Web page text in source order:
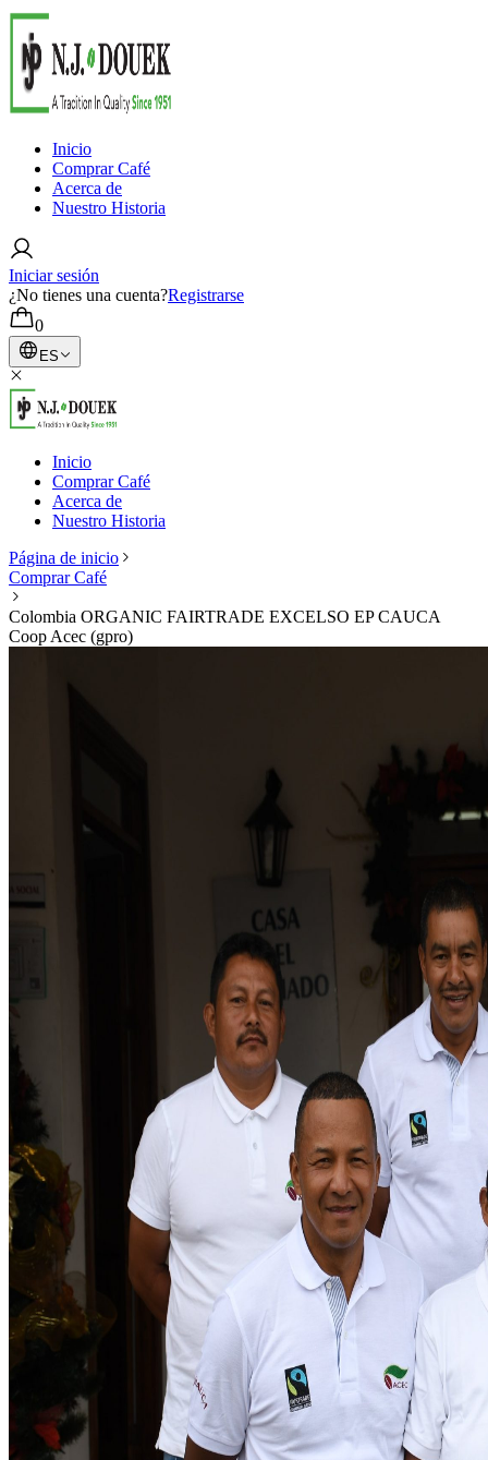
Inicio
Comprar Café
Acerca de
Nuestro Historia
Iniciar sesión
¿No tienes una cuenta?Registrarse
0
ES
Inicio
Comprar Café
Acerca de
Nuestro Historia
Página de inicio
Comprar Café
Colombia ORGANIC FAIRTRADE EXCELSO EP CAUCA
Coop Acec (gpro)